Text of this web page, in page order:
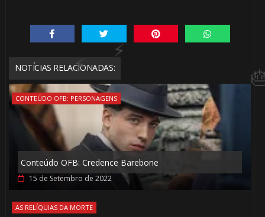
NOTÍCIAS RELACIONADAS:
CONTEÚDO OFB: PERSONAGENS
Conteúdo OFB: Credence Barebone
15 de Setembro de 2022
AS RELÍQUIAS DA MORTE
1️⃣ 8️⃣
🎂